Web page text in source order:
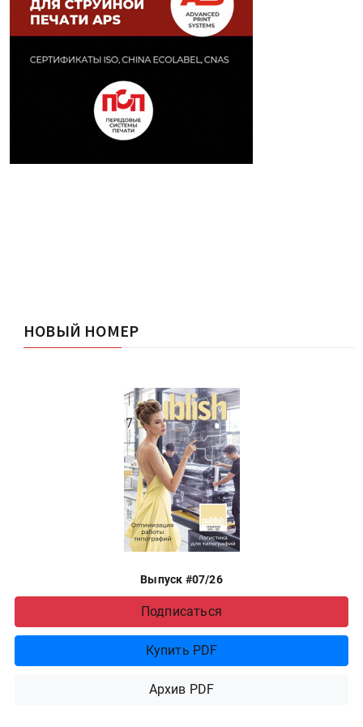
НОВЫЙ НОМЕР
Выпуск #07/26
Подписаться
Купить PDF
Архив PDF